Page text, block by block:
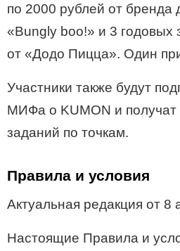
по 2000 рублей от бренда
«Bungly boo!» и 3 годовых
от «Додо Пицца». Один
Участники также будут
МИФа о KUMON и получат
заданий по точкам.
Правила и условия
Актуальная редакция от 8
Настоящие Правила и